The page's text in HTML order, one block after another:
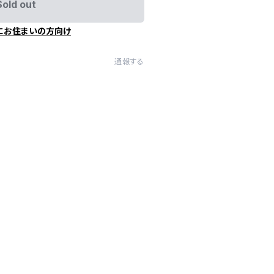
out
お住まいの方向け
通報する